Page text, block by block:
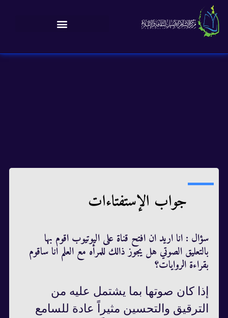
جواب الإستفتاءات
سؤال : انا اريد ان افتح قناة على اليوتيوب اقوم بها
بالتعليق الصوتي هل يجوز ذالك للمرأه مع العلم انا ساقوم
بقراءة الروايات؟
إذا كان صوتها بما يشتمل عليه من
الترقيق والتحسين مثيراً عادة للسامع